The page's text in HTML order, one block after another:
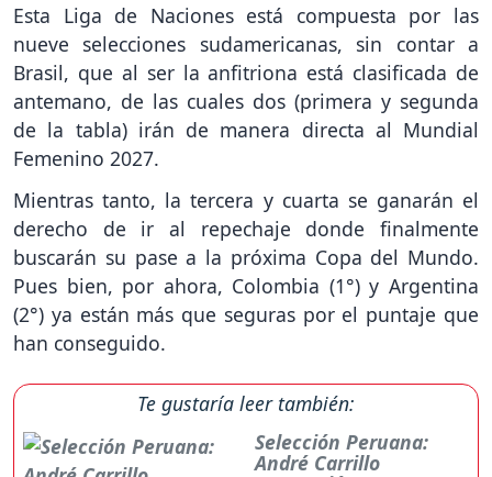
Esta Liga de Naciones está compuesta por las
nueve selecciones sudamericanas, sin contar a
Brasil, que al ser la anfitriona está clasificada de
antemano, de las cuales dos (primera y segunda
de la tabla) irán de manera directa al Mundial
Femenino 2027.
Mientras tanto, la tercera y cuarta se ganarán el
derecho de ir al repechaje donde finalmente
buscarán su pase a la próxima Copa del Mundo.
Pues bien, por ahora, Colombia (1°) y Argentina
(2°) ya están más que seguras por el puntaje que
han conseguido.
Te gustaría leer también:
Selección Peruana:
André Carrillo